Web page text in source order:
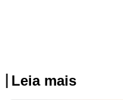
Leia mais